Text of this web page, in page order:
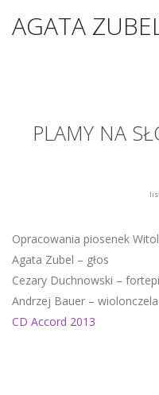
AGATA
PLAMY NA
Opracowania piosenek
Agata Zubel – głos
Cezary Duchnowski –
Andrzej Bauer – wiolonczela
CD Accord 2013